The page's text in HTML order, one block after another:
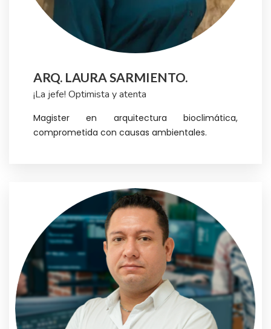
ARQ. LAURA SARMIENTO.
¡La jefe! Optimista y atenta
Magister en arquitectura bioclimática,
comprometida con causas ambientales.